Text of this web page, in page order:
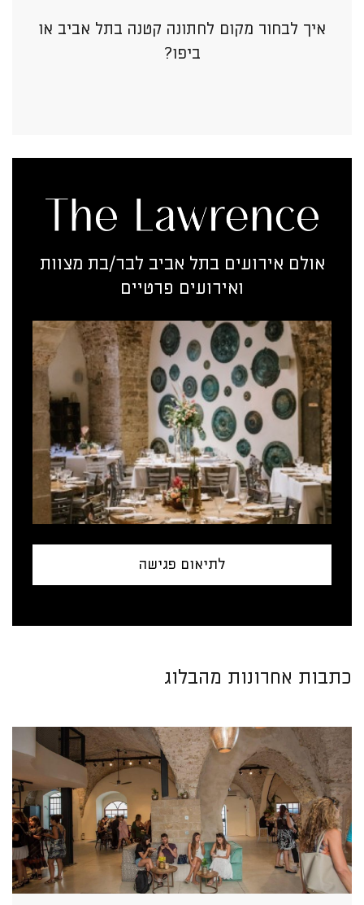
איך לבחור מקום לחתונה קטנה בתל אביב או
ביפו?
אולם אירועים בתל אביב לבר/בת מצוות
ואירועים פרטיים
לתיאום פגישה
כתבות אחרונות מהבלוג